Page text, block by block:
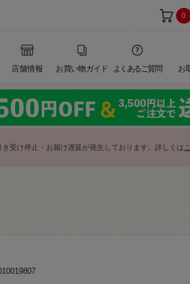
0
店舗情報 お買い物ガイド よくあるご質問 お
受け停止・お届け遅延が発生しております。詳しくは